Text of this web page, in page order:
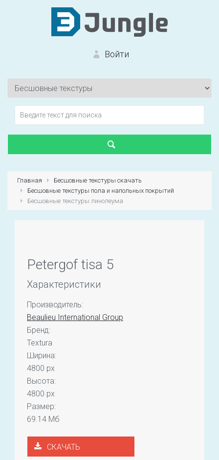
Войти
Вход на сайт
Первый раз? Зарегистрироваться
Главная
Бесшовные текстуры скачать
Бесшовные текстуры пола и напольных покрытий
Бесшовные текстуры линолеума
Petergof tisa 5
Характеристики
Производитель:
Beaulieu International Group
Бренд:
Textura
Ширина:
4800 px
Высота:
4800 px
Размер:
69.14 Мб
СКАЧАТЬ